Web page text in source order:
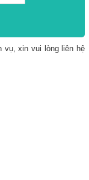
xin vui lòng liên hệ